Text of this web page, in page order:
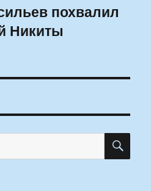
похвалил
Никиты